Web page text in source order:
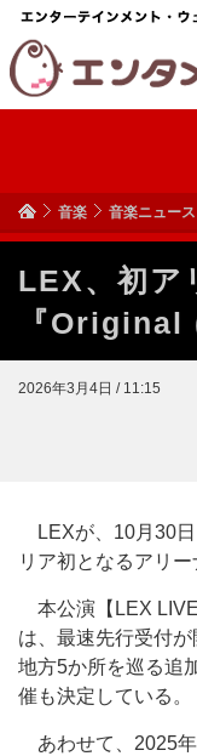
音楽 音楽ニュース
LEX、初ア
『Original
2026年3月4日 / 11:15
LEXが、10月30日
リア初となるアリ
本公演【LEX LIVE
は、最速先行受付
地方5か所を巡る追
催も決定している。
あわせて、2025